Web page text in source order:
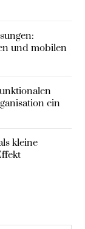
und mobilen
ein
kleine